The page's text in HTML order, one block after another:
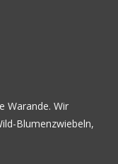
Warande. Wir
Blumenzwiebeln,